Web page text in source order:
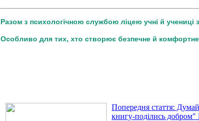
Разом з психологічною службою ліцею учні й учениці
Особливо для тих, хто створює безпечне й
Попередня стаття: Думай
книгу-поділись добром"